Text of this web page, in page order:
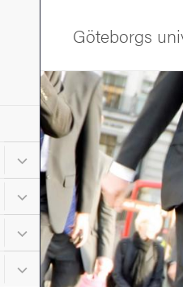
Undermeny för Studera
Undermeny för Forskning
Undermeny för
Undermeny för
Göteborgs
Bild